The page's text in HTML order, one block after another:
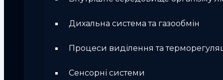
Дихальна система та газообмін
Процеси виділення та
Сенсорні системи